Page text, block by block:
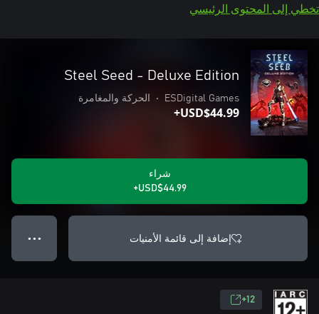
تخطي إلى المحتوى الرئيسي
Steel Seed - Deluxe Edition
ESDigital Games
• الحركة والمغامرة
USD$44.99+
شراء
USD$44.99+
إضافة إلى قائمة الأمنيات ● ● ●
12+